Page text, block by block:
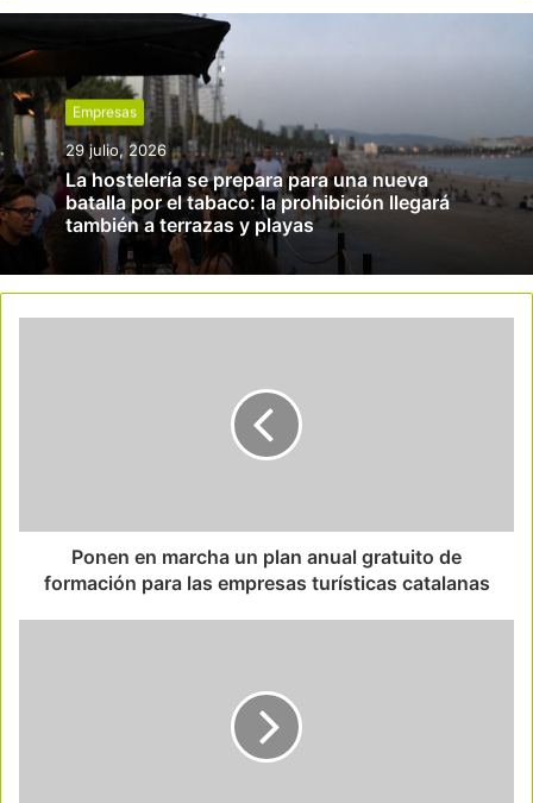
Empresas
29 julio, 2026
La hostelería se prepara para una nueva
batalla por el tabaco: la prohibición llegará
también a terrazas y playas
Ponen en marcha un plan anual gratuito de
formación para las empresas turísticas catalanas